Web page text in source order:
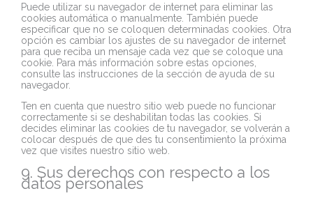
Puede utilizar su navegador de internet para eliminar las
cookies automática o manualmente. También puede
especificar que no se coloquen determinadas cookies. Otra
opción es cambiar los ajustes de su navegador de internet
para que reciba un mensaje cada vez que se coloque una
cookie. Para más información sobre estas opciones,
consulte las instrucciones de la sección de ayuda de su
navegador.
Ten en cuenta que nuestro sitio web puede no funcionar
correctamente si se deshabilitan todas las cookies. Si
decides eliminar las cookies de tu navegador, se volverán a
colocar después de que des tu consentimiento la próxima
vez que visites nuestro sitio web.
9. Sus derechos con respecto a los
datos personales